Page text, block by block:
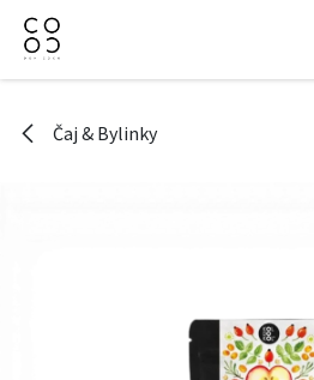
Přejít na obsah
Čaj & Bylinky